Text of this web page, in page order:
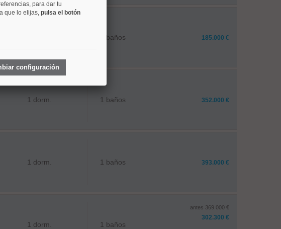
1 baños 185.000 €
1 dorm. 1 baños 352.000 €
1 dorm. 1 baños 393.000 €
1 dorm. 1 baños
antes 369.000 €
302.300 €
para dar tu
que lo elijas, pulsa el botón
configuración